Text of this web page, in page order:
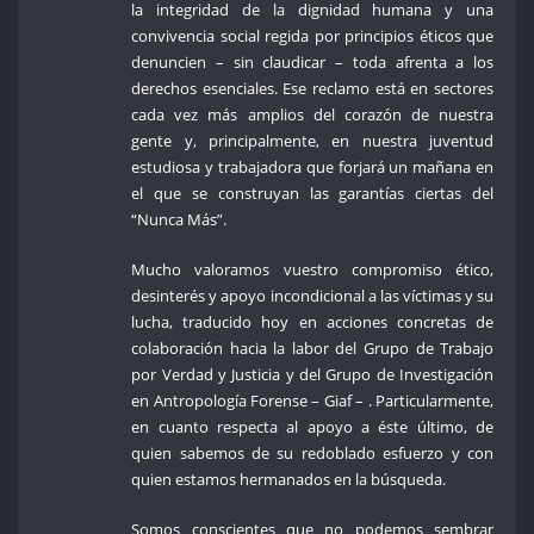
la integridad de la dignidad humana y una
convivencia social regida por principios éticos que
denuncien – sin claudicar – toda afrenta a los
derechos esenciales. Ese reclamo está en sectores
cada vez más amplios del corazón de nuestra
gente y, principalmente, en nuestra juventud
estudiosa y trabajadora que forjará un mañana en
el que se construyan las garantías ciertas del
“Nunca Más”.
Mucho valoramos vuestro compromiso ético,
desinterés y apoyo incondicional a las víctimas y su
lucha, traducido hoy en acciones concretas de
colaboración hacia la labor del Grupo de Trabajo
por Verdad y Justicia y del Grupo de Investigación
en Antropología Forense – Giaf – . Particularmente,
en cuanto respecta al apoyo a éste último, de
quien sabemos de su redoblado esfuerzo y con
quien estamos hermanados en la búsqueda.
Somos conscientes que no podemos sembrar